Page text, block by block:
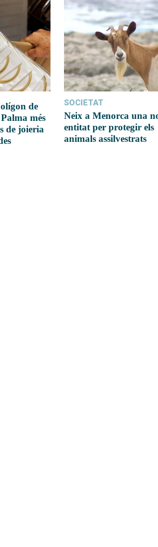
de
més
de joieria
SOCIETAT
Neix a Menorca una
entitat per protegir els
animals assilvestrats